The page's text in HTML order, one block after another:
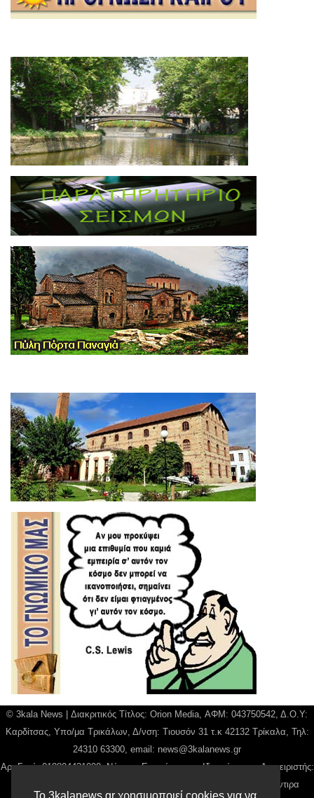
© 3kala News | Διακριτικός Τίτλος: Orion Media, ΑΦΜ: 043750542, Δ.Ο.Υ:
Καρδίτσας, Υπο/μα Τρικάλων, Δ/νση: Τιουσόν 31 τ.κ 42132 Τρίκαλα, Τηλ:
24310 63300, email: news@3kalanews.gr
Αρ. Γεμή: 018804431000, Νόμιμος Εκπρόσωπος, Ιδιοκτήτης και Διαχειριστής:
Παναγιώτης Φιλίππου, Διευθύντρια: Γιαννουσά Βασιλική, Διευθύντιρα